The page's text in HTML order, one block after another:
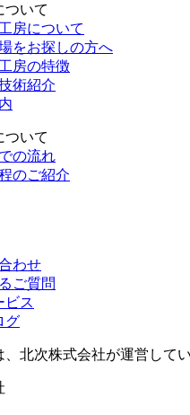
ついて
房について
をお探しの方へ
房の特徴
術紹介
ついて
の流れ
のご紹介
わせ
ご質問
ビス
グ
北次株式会社が運営してい